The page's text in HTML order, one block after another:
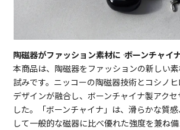
陶磁器がファッション素材に ―― ボーンチャイ
本商品は、陶磁器をファッションの新しい
試みです。ニッコーの陶磁器技術とコシノ
デザインが融合し、ボーンチャイナ製アク
した。「ボーンチャイナ」は、滑らかな質
して一般的な磁器に比べ優れた強度を兼ね